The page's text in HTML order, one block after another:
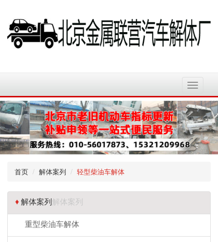
切
换
导
航
首页 解体案列 轻型柴油车解体
♦解体案列解体案列
重型柴油车解体